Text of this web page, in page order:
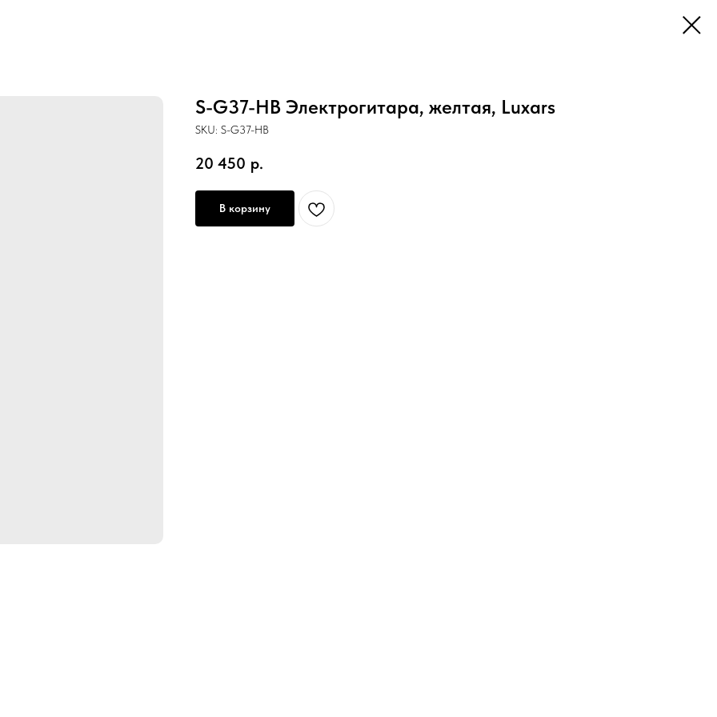
S-G37-HB Электрогитара, желтая, Luxars
SKU: S-G37-HB
20 450 р.
В корзину